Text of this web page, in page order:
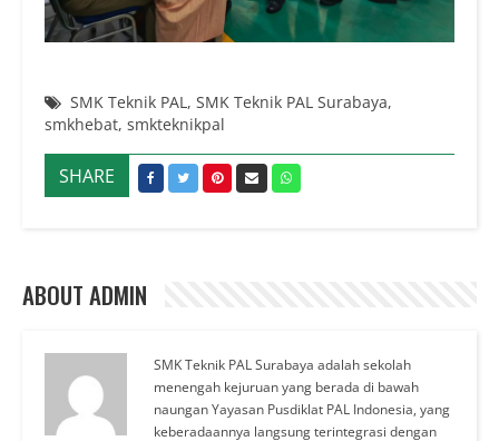
SMK Teknik PAL, SMK Teknik PAL Surabaya,
smkhebat, smkteknikpal
SHARE
ABOUT ADMIN
SMK Teknik PAL Surabaya adalah sekolah
menengah kejuruan yang berada di bawah
naungan Yayasan Pusdiklat PAL Indonesia, yang
keberadaannya langsung terintegrasi dengan